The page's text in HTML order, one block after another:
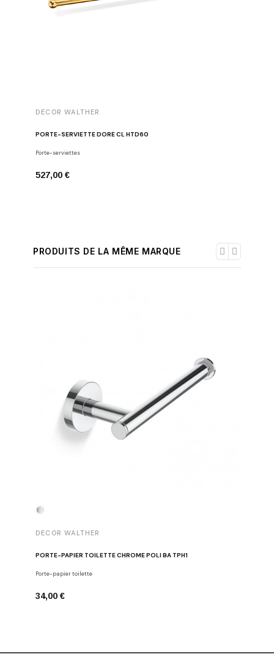
DECOR WALTHER
PORTE-SERVIETTE DORÉ CL HTD60
Porte-serviettes
527,00 €
PRODUITS DE LA MÊME MARQUE
DECOR WALTHER
PORTE-PAPIER TOILETTE CHROME POLI BA TPH1
Porte-papier toilette
34,00 €